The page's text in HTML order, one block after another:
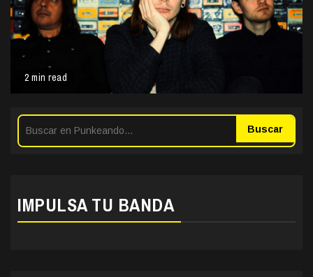
2 min read
Buscar
IMPULSA TU BANDA